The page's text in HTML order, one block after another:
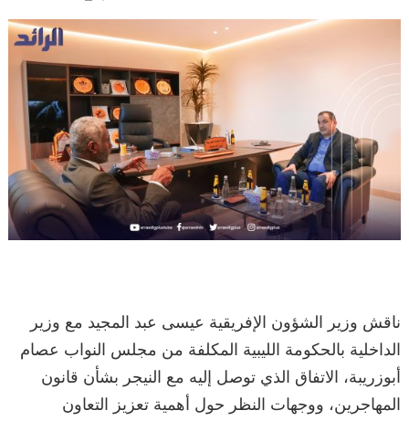
ناقش وزير الشؤون الإفريقية عيسى عبد المجيد مع وزير
الداخلية بالحكومة الليبية المكلفة من مجلس النواب عصام
أبوزريبة، الاتفاق الذي توصل إليه مع النيجر بشأن قانون
المهاجرين، ووجهات النظر حول أهمية تعزيز التعاون